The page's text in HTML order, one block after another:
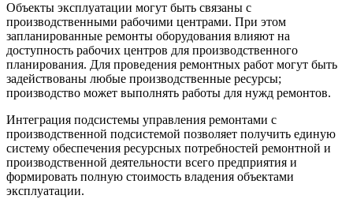
Объекты эксплуатации могут быть связаны с
производственными рабочими центрами. При этом
запланиро­ванные ремонты оборудования влияют на
доступность рабочих центров для производственного
планирования. Для проведения ремонтных работ могут быть
задействованы любые производственные ресурсы;
производство может выполнять работы для нужд ремонтов.
Интеграция подсистемы управления ремонтами с
производственной подсистемой позволяет получить единую
систему обеспечения ресурсных потребностей ремонтной и
производственной деятельности всего предприятия и
формировать полную стоимость владения объектами
эксплуатации.